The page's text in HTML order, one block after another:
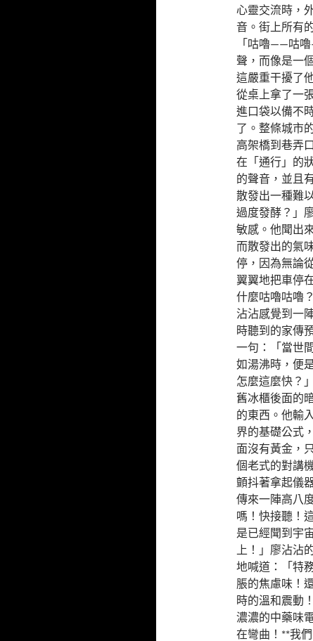
心靈交流時，
音。街上所有
「咕嚕——咕
聲，而像是一
這嚴重干擾了
從桌上拿了一
進口袋以備不
了。整條城市
高架橋到巷弄
在「通行」的
的聲音，並且
散發出一種難
過度發酵？」
敏感。他聞出
而散發出的氣
停，因為無論
翼翼地把車停
什麼咕嚕咕嚕
沾沾感覺到一
時聽到的家傳
一句：「當世
如湯沸時，便
怎麼這麼快？
舊冰櫃後面的
的東西。他輸
界的基礎公式
面沒有黃金，
個老式的對講
顫抖著拿起儀
傳來一陣高八
嗎！快接聽！
是已經聞到宇
上！」廖沾沾
地喊道：「特
脹的焦慮味！
時的溫和震動
濃濃的中藥味
在彎曲！**我